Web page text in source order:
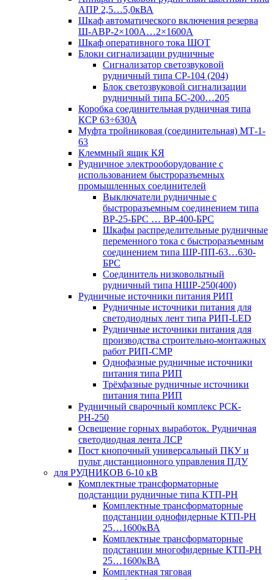
АПР 2,5…5,0кВА
Шкаф автоматического включения резерва
Ш-АВР-2×100А…2×1600А
Шкаф оперативного тока ШОТ
Блоки сигнализации рудничные
Сигнализатор светозвуковой
рудничный типа СР-104 (204)
Блок светозвуковой сигнализации
рудничный типа БС-200…205
Коробка соединительная рудничная типа
КСР 63÷630А
Муфта тройниковая (соединительная) МТ-1-
63
Клеммный ящик КЯ
Рудничное электрооборудование с
использованием быстроразъемных
промышленных соединителей
Выключатели рудничные с
быстроразъемным соединением типа
ВР-25-БРС … ВР-400-БРС
Шкафы распределительные рудничные
переменного тока с быстроразъемным
соединением типа ШР-ПП-63…630-
БРС
Соединитель низковольтный
рудничный типа НШР-250(400)
Рудничные источники питания РИП
Рудничные источники питания для
светодиодных лент типа РИП-LED
Рудничные источники питания для
производства строительно-монтажных
работ РИП-СМР
Однофазные рудничные источники
питания типа РИП
Трёхфазные рудничные источники
питания типа РИП
Рудничный сварочный комплекс РСК-
РН-250
Освещение горных выработок. Рудничная
светодиодная лента ЛСР
Пост кнопочный универсальный ПКУ и
пульт дистанционного управления ПДУ
для РУДНИКОВ 6-10 кВ
Комплектные трансформаторные
подстанции рудничные типа КТП-РН
Комплектные трансформаторные
подстанции однофидерные КТП-РН
25…1600кВА
Комплектные трансформаторные
подстанции многофидерные КТП-РН
25…1600кВА
Комплектная тяговая